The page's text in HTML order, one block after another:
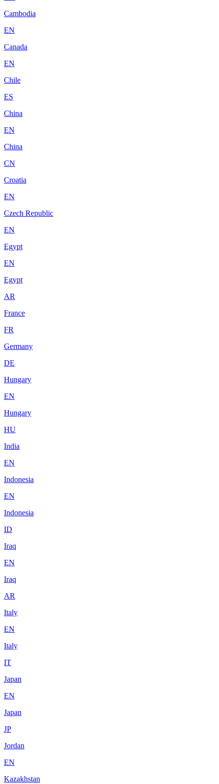
Cambodia
EN
Canada
EN
Chile
ES
China
EN
China
CN
Croatia
EN
Czech Republic
EN
Egypt
EN
Egypt
AR
France
FR
Germany
DE
Hungary
EN
Hungary
HU
India
EN
Indonesia
EN
Indonesia
ID
Iraq
EN
Iraq
AR
Italy
EN
Italy
IT
Japan
EN
Japan
JP
Jordan
EN
Kazakhstan